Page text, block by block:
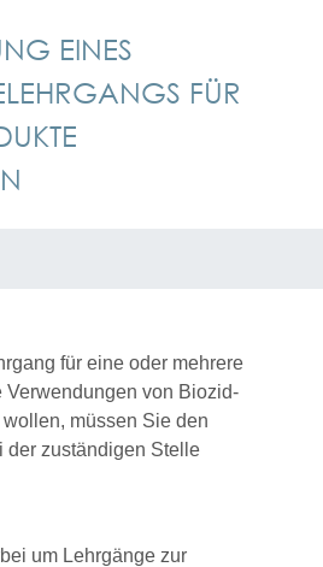
EINES
FÜR
für eine oder mehrere
von Biozid-
müssen Sie den
der zuständigen Stelle
um Lehrgänge zur